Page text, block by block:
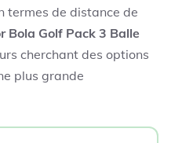
termes de distance de
Bola Golf Pack 3 Balle
cherchant des options
plus grande